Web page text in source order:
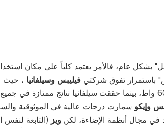
بشكل عام، فالأمر يعتمد كلياً على مكان
باستمرار تفوق شركتيفيليبس وسيلفانيا ، حيث
المصابيح المكافئة بقدرة 60 واط، بينما حققت سيلفانيا
وإيكو سمارت درجات عالية في الموثوقية
في مجال أنظمة الإضاءة، لكنويز